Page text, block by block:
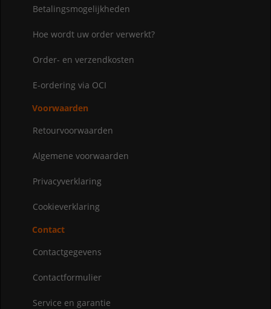
Betalingsmogelijkheden
Hoe wordt uw order verwerkt?
Order- en verzendkosten
E-ordering via OCI
Voorwaarden
Retourvoorwaarden
Algemene voorwaarden
Privacyverklaring
Cookieverklaring
Contact
Contactgegevens
Contactformulier
Service en garantie